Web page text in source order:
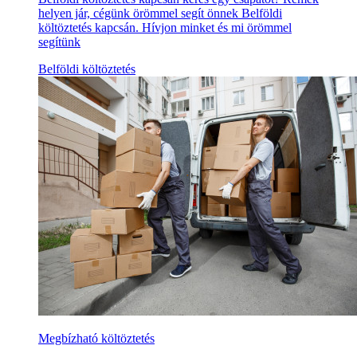
helyen jár, cégünk örömmel segít önnek Belföldi
költöztetés kapcsán. Hívjon minket és mi örömmel
segítünk
Belföldi költöztetés
Megbízható költöztetés